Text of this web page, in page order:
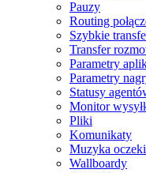
Pauzy
Routing
Szybkie
Transfer
Parametry
Parametry
Statusy
Monitor
Pliki
Komunikaty
Muzyka
Wallboardy